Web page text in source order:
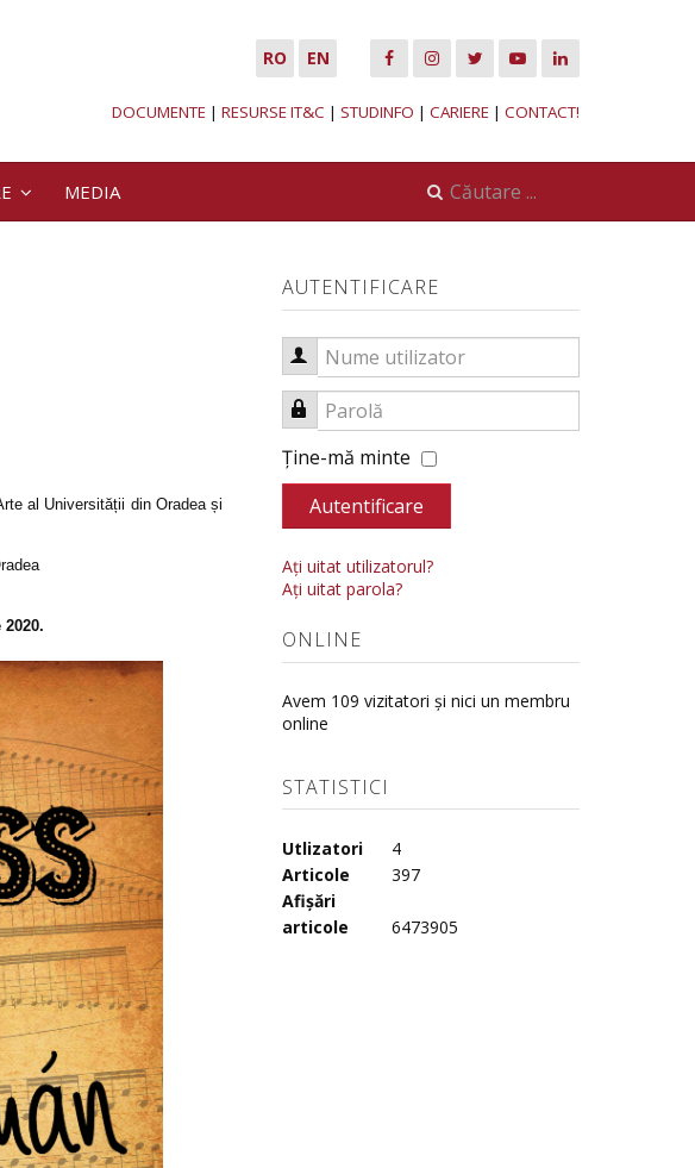
RO EN
DOCUMENTE | RESURSE IT&C | STUDINFO | CARIERE | CONTACT!
MEDIA
al Universității din Oradea și
AUTENTIFICARE
Nume utilizator
Parolă
Ţine-mă minte
Autentificare
Aţi uitat utilizatorul?
Aţi uitat parola?
ONLINE
Avem 109 vizitatori și nici un membru
online
STATISTICI
Utlizatori
4
Articole
397
Afișări
articole
6473905